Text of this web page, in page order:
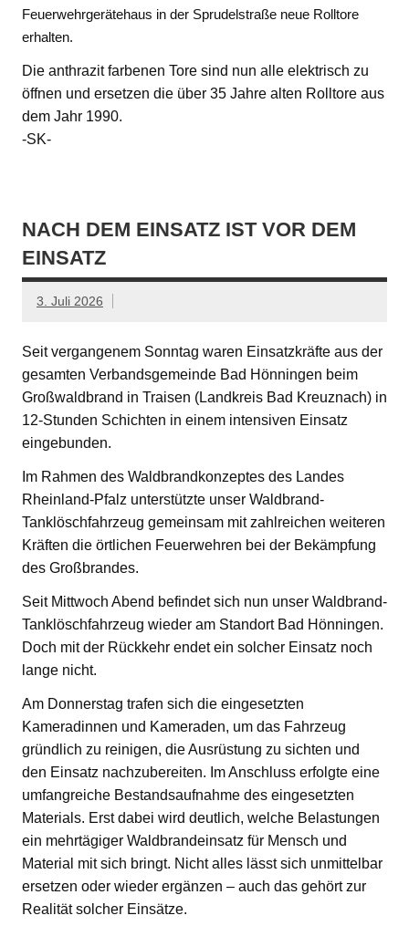
Feuerwehrgerätehaus in der Sprudelstraße neue Rolltore
erhalten.
Die anthrazit farbenen Tore sind nun alle elektrisch zu
öffnen und ersetzen die über 35 Jahre alten Rolltore aus
dem Jahr 1990.
-SK-
NACH DEM EINSATZ IST VOR DEM
EINSATZ
3. Juli 2026
Seit vergangenem Sonntag waren Einsatzkräfte aus der
gesamten Verbandsgemeinde Bad Hönningen beim
Großwaldbrand in Traisen (Landkreis Bad Kreuznach) in
12-Stunden Schichten in einem intensiven Einsatz
eingebunden.
Im Rahmen des Waldbrandkonzeptes des Landes
Rheinland-Pfalz unterstützte unser Waldbrand-
Tanklöschfahrzeug gemeinsam mit zahlreichen weiteren
Kräften die örtlichen Feuerwehren bei der Bekämpfung
des Großbrandes.
Seit Mittwoch Abend befindet sich nun unser Waldbrand-
Tanklöschfahrzeug wieder am Standort Bad Hönningen.
Doch mit der Rückkehr endet ein solcher Einsatz noch
lange nicht.
Am Donnerstag trafen sich die eingesetzten
Kameradinnen und Kameraden, um das Fahrzeug
gründlich zu reinigen, die Ausrüstung zu sichten und
den Einsatz nachzubereiten. Im Anschluss erfolgte eine
umfangreiche Bestandsaufnahme des eingesetzten
Materials. Erst dabei wird deutlich, welche Belastungen
ein mehrtägiger Waldbrandeinsatz für Mensch und
Material mit sich bringt. Nicht alles lässt sich unmittelbar
ersetzen oder wieder ergänzen – auch das gehört zur
Realität solcher Einsätze.